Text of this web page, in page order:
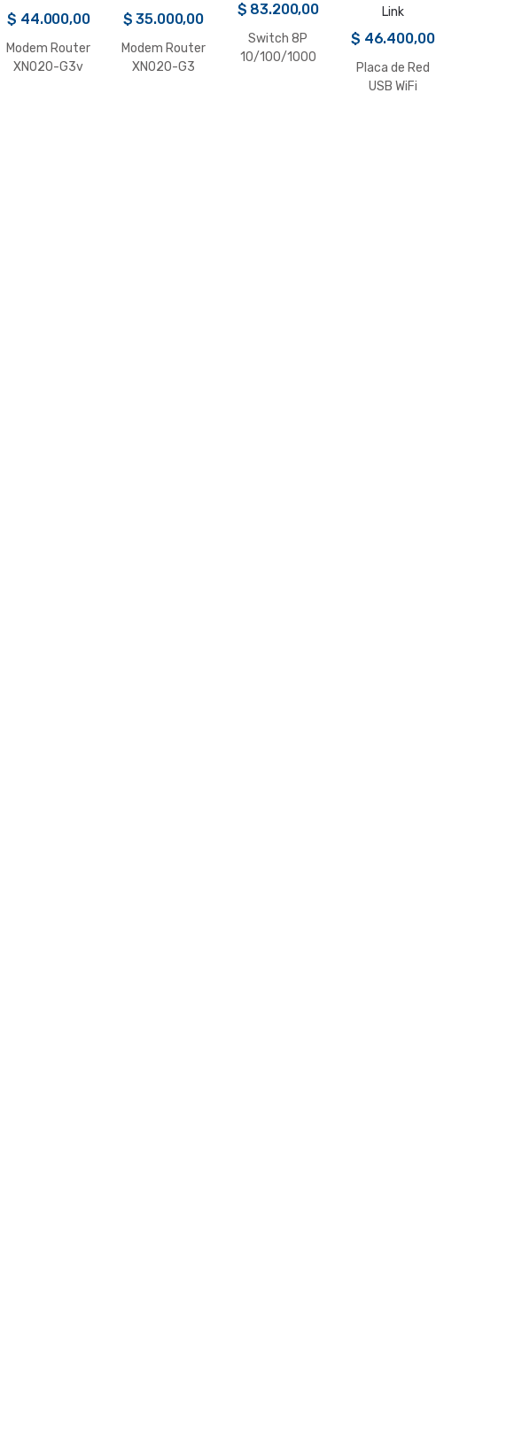
$ 44.000,00
Modem Router
XN020-G3v
$ 35.000,00
Modem Router
XN020-G3
$ 83.200,00
Switch 8P
10/100/1000
$ 46.400,00
Placa de Red
USB WiFi